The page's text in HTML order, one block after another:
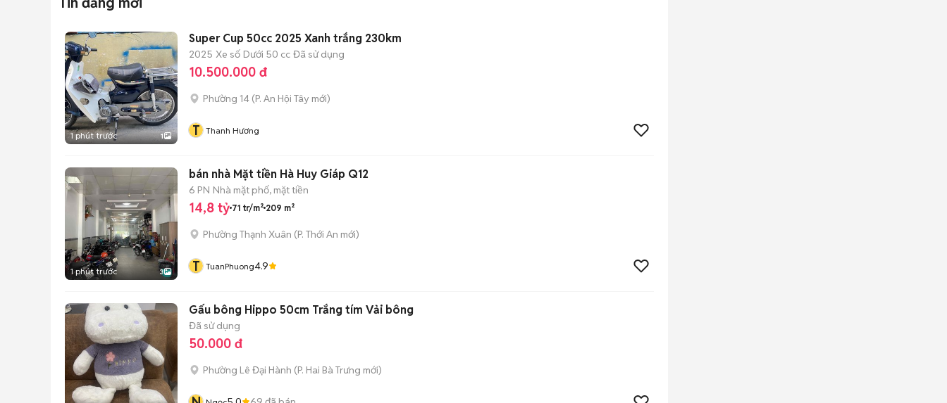
1 phút trước 1
Super Cup 50cc 2025 Xanh trắng 230km
2025 Xe số Dưới 50 cc Đã sử dụng
10.500.000 đ
Phường 14 (P. An Hội Tây mới)
T Thanh Hương
1 phút trước 3
bán nhà Mặt tiền Hà Huy Giáp Q12
6 PN Nhà mặt phố, mặt tiền
14,8 tỷ 71 tr/m² 209 m²
Phường Thạnh Xuân (P. Thới An mới)
T TuanPhuong4.9
Gấu bông Hippo 50cm Trắng tím Vải bông
Đã sử dụng
50.000 đ
Phường Lê Đại Hành (P. Hai Bà Trưng mới)